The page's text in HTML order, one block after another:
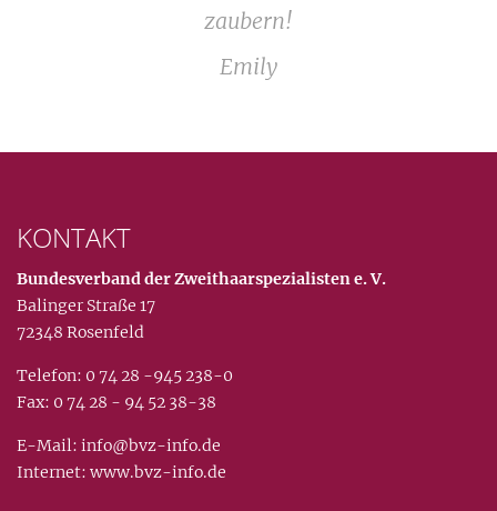
zaubern!
Emily
KONTAKT
Bundesverband der Zweithaarspezialistene. V.
Balinger Straße 17
72348 Rosenfeld
Telefon: 0 74 28 -945 238-0
Fax: 0 74 28 - 94 52 38-38
E-Mail: info@bvz-info.de
Internet: www.bvz-info.de